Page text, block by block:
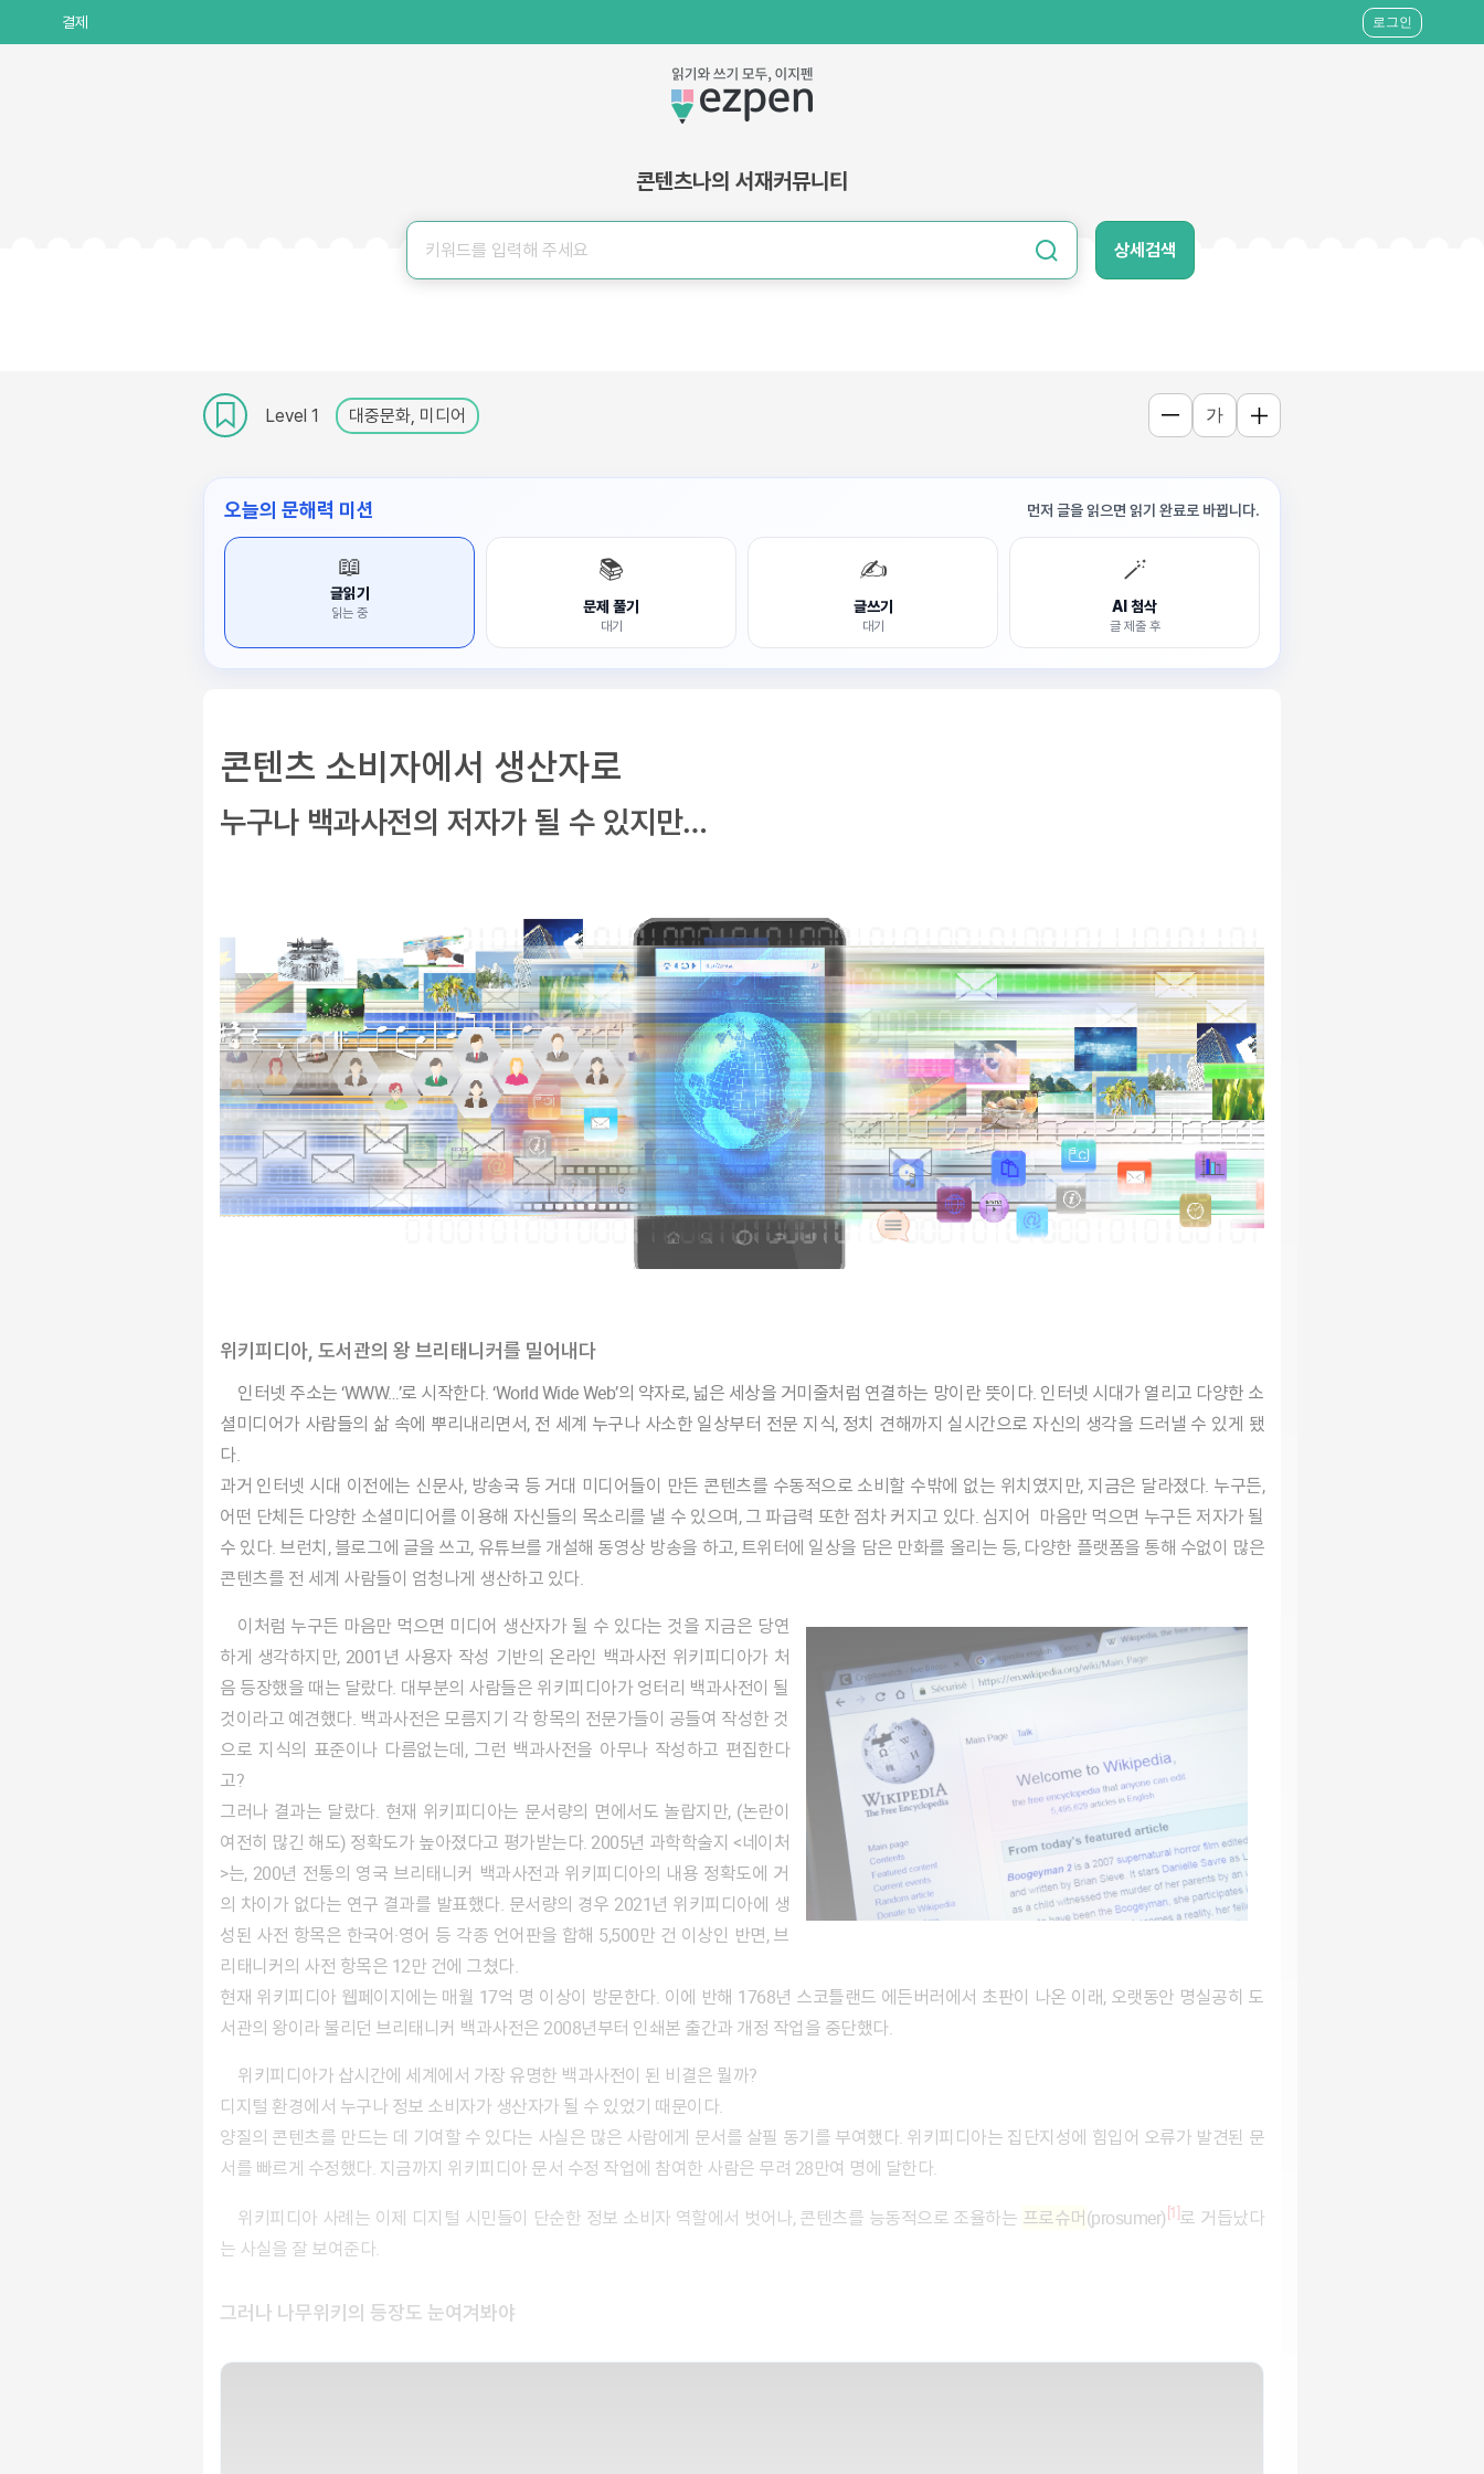
결제 로그인
콘텐츠나의 서재커뮤니티
상세검색
Level 1 대중문화, 미디어 가
오늘의 문해력 미션 먼저 글을 읽으면 읽기 완료로 바뀝니다.
📖
글읽기
읽는 중
📚
문제 풀기
대기
✍️
글쓰기
대기
🪄
AI 첨삭
글 제출 후
콘텐츠 소비자에서 생산자로
누구나 백과사전의 저자가 될 수 있지만…
위키피디아, 도서관의 왕 브리태니커를 밀어내다
인터넷 주소는 ‘WWW…’로 시작한다. ‘World Wide Web’의 약자로, 넓은 세상을 거미줄처럼 연결하는 망이란 뜻이다. 인터넷 시대가 열리고 다양한 소
셜미디어가 사람들의 삶 속에 뿌리내리면서, 전 세계 누구나 사소한 일상부터 전문 지식, 정치 견해까지 실시간으로 자신의 생각을 드러낼 수 있게 됐
다.
과거 인터넷 시대 이전에는 신문사, 방송국 등 거대 미디어들이 만든 콘텐츠를 수동적으로 소비할 수밖에 없는 위치였지만, 지금은 달라졌다. 누구든,
어떤 단체든 다양한 소셜미디어를 이용해 자신들의 목소리를 낼 수 있으며, 그 파급력 또한 점차 커지고 있다. 심지어 마음만 먹으면 누구든 저자가 될
수 있다. 브런치, 블로그에 글을 쓰고, 유튜브를 개설해 동영상 방송을 하고, 트위터에 일상을 담은 만화를 올리는 등, 다양한 플랫폼을 통해 수없이 많은
콘텐츠를 전 세계 사람들이 엄청나게 생산하고 있다.
이처럼 누구든 마음만 먹으면 미디어 생산자가 뒬 수 있다는 것을 지금은 당연
하게 생각하지만, 2001년 사용자 작성 기반의 온라인 백과사전 위키피디아가 처
음 등장했을 때는 달랐다. 대부분의 사람들은 위키피디아가 엉터리 백과사전이 될
것이라고 예견했다. 백과사전은 모름지기 각 항목의 전문가들이 공들여 작성한 것
으로 지식의 표준이나 다름없는데, 그런 백과사전을 아무나 작성하고 편집한다
고?
그러나 결과는 달랐다. 현재 위키피디아는 문서량의 면에서도 놀랍지만, (논란이
여전히 많긴 해도) 정확도가 높아졌다고 평가받는다. 2005년 과학학술지 <네이처
>는, 200년 전통의 영국 브리태니커 백과사전과 위키피디아의 내용 정확도에 거
의 차이가 없다는 연구 결과를 발표했다. 문서량의 경우 2021년 위키피디아에 생
성된 사전 항목은 한국어·영어 등 각종 언어판을 합해 5,500만 건 이상인 반면, 브
리태니커의 사전 항목은 12만 건에 그쳤다.
현재 위키피디아 웹페이지에는 매월 17억 명 이상이 방문한다. 이에 반해 1768년 스코틀랜드 에든버러에서 초판이 나온 이래, 오랫동안 명실공히 도
서관의 왕이라 불리던 브리태니커 백과사전은 2008년부터 인쇄본 출간과 개정 작업을 중단했다.
위키피디아가 삽시간에 세계에서 가장 유명한 백과사전이 된 비결은 뭘까?
디지털 환경에서 누구나 정보 소비자가 생산자가 될 수 있었기 때문이다.
양질의 콘텐츠를 만드는 데 기여할 수 있다는 사실은 많은 사람에게 문서를 살필 동기를 부여했다. 위키피디아는 집단지성에 힘입어 오류가 발견된 문
서를 빠르게 수정했다. 지금까지 위키피디아 문서 수정 작업에 참여한 사람은 무려 28만여 명에 달한다.
위키피디아 사례는 이제 디지털 시민들이 단순한 정보 소비자 역할에서 벗어나, 콘텐츠를 능동적으로 조율하는 프로슈머(prosumer)[1]로 거듭났다
는 사실을 잘 보여준다.
그러나 나무위키의 등장도 눈여겨봐야